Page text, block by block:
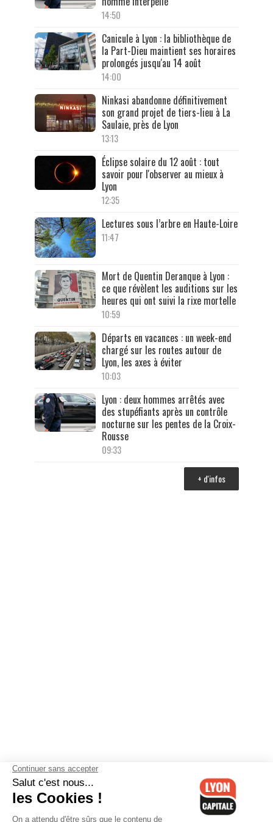
14:50
Canicule à Lyon : la bibliothèque de
la Part-Dieu maintient ses horaires
prolongés jusqu'au 14 août
14:00
Ninkasi abandonne définitivement
son grand projet de tiers-lieu à La
Saulaie, près de Lyon
13:13
Éclipse solaire du 12 août : tout
savoir pour l'observer au mieux à
Lyon
12:35
Lectures sous l’arbre en Haute-Loire
11:47
Mort de Quentin Deranque à Lyon :
ce que révèlent les auditions sur les
heures qui ont suivi la rixe mortelle
10:59
Départs en vacances : un week-end
chargé sur les routes autour de
Lyon, les axes à éviter
10:03
Lyon : deux hommes arrêtés avec
des stupéfiants après un contrôle
nocturne sur les pentes de la Croix-
Rousse
09:33
+ d'infos